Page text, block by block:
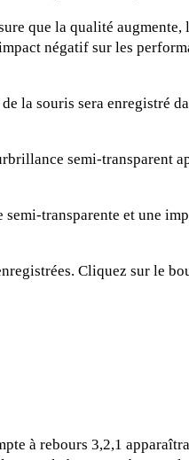
que la qualité
négatif sur les
la souris sera enregistré
semi-transparent
transparente et une
Cliquez sur le
à rebours 3,2,1